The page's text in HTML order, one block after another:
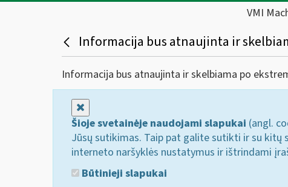
VMI
Informacija bus atnaujinta ir
Informacija bus atnaujinta ir skelbiama po
Šioje svetainėje naudojami slapukai (angl.
Jūsų sutikimas. Taip pat galite sutikti ir su kitų
interneto naršyklės nustatymus ir ištrindami
Būtinieji slapukai